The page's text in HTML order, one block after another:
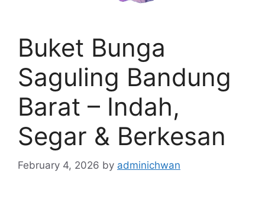
Buket Bunga
Saguling Bandung
Barat – Indah,
Segar & Berkesan
February 4, 2026 by adminichwan